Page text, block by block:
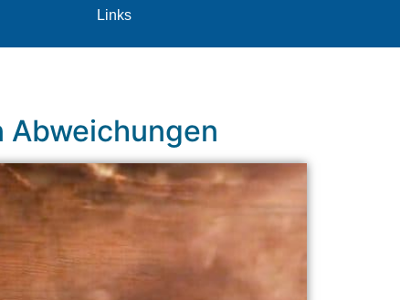
Links
Abweichungen